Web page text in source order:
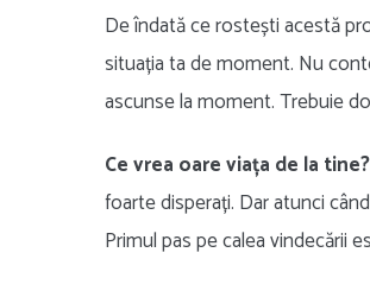
De îndată ce rostești acestă
situația ta de moment. Nu
ascunse la moment. Trebuie
Ce vrea oare viața de la tine?
foarte disperați. Dar atunci
Primul pas pe calea vindecării